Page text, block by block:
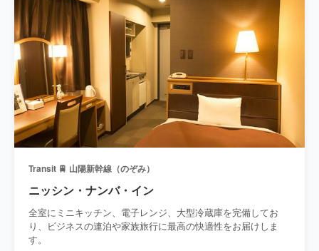
Transit 🚆 山陽新幹線（のぞみ）
ニッシン・ナンバ・イン
全室にミニキッチン、電子レンジ、大型冷蔵庫を完備してお
り、ビジネスの連泊や家族旅行に最高の快適性をお届けしま
す。